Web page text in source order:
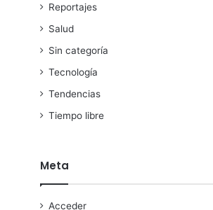
Reportajes
Salud
Sin categoría
Tecnología
Tendencias
Tiempo libre
Meta
Acceder